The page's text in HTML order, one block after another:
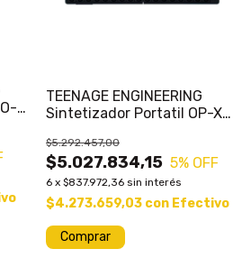
TEENAGE ENGINEERING
Sintetizador Portatil OP-XY
$5.027.834,15
$5.292.457,00
5% OFF
6 x $837.972,36 sin interés
$4.273.659,03 con Efectivo